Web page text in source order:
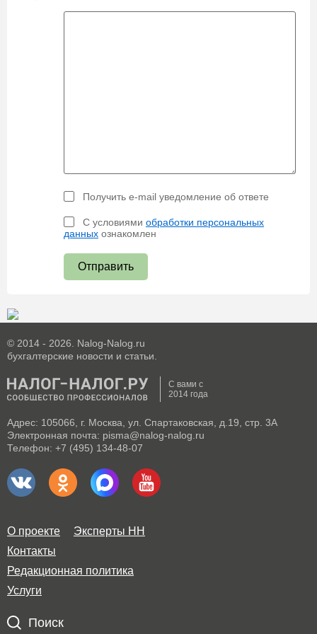
Получить e-mail уведомление об ответе
С условиями обработки персональных
данных ознакомлен
Отправить
© 2014 - 2026. Nalog-Nalog.ru
бухгалтерские новости и статьи.
С вами с
2014 года
Адрес: 105066, г. Москва, ул. Спартаковская, д.19, стр. 3А
Электронная почта: pisma@nalog-nalog.ru
Телефон: +7 (495) 134-48-07
О проекте
Эксперты НН
Контакты
Редакционная политика
Услуги
Поиск